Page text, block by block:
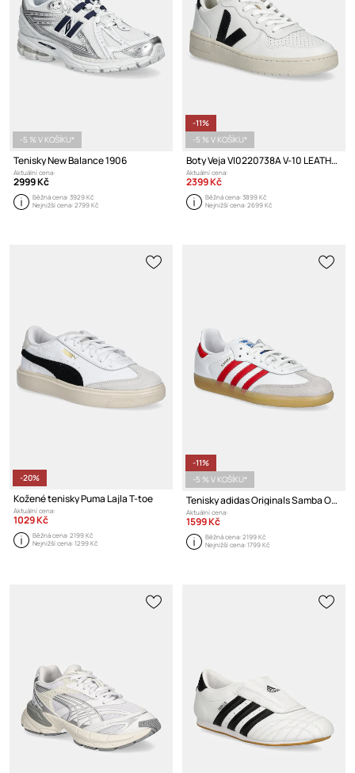
-5 % V KOŠÍKU*
Tenisky New Balance 1906
Aktuální cena:
2999 Kč
Běžná cena:3929 Kč
Nejnižší cena:2799 Kč
-11%
-5 % V KOŠÍKU*
Boty Veja VI0220738A V-10 LEATHER
Aktuální cena:
2399 Kč
Běžná cena:3899 Kč
Nejnižší cena:2699 Kč
-20%
Kožené tenisky Puma Lajla T-toe
Aktuální cena:
1029 Kč
Běžná cena:2199 Kč
Nejnižší cena:1299 Kč
-11%
-5 % V KOŠÍKU*
Tenisky adidas Originals Samba OG
Aktuální cena:
1599 Kč
Běžná cena:2199 Kč
Nejnižší cena:1799 Kč